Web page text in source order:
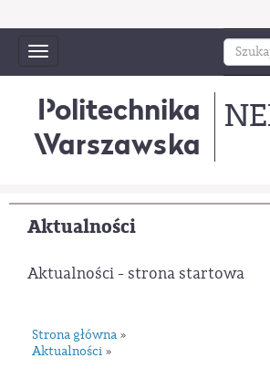
Toggle
navigation
Politechnika
Warszawska
Aktualności
Aktualności - strona startowa
Strona główna »
Aktualności »